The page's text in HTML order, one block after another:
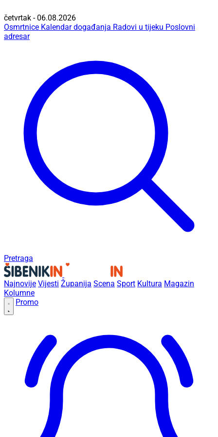
četvrtak - 06.08.2026
Osmrtnice Kalendar događanja Radovi u tijeku Poslovni
adresar
Pretraga
Najnovije Vijesti Županija Scena Sport Kultura Magazin
Kolumne
Promo